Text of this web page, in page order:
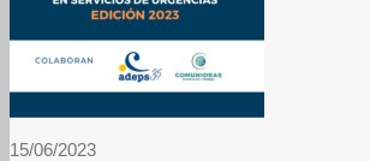
15/06/2023